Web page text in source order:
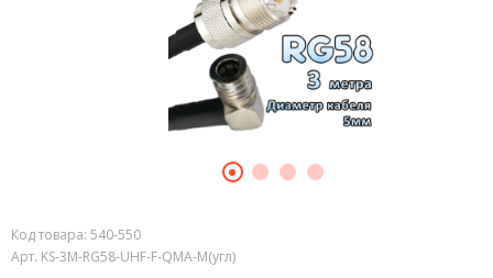
Код товара: 540-550
Арт. KS-3M-RG58-UHF-F-QMA-M(угл)